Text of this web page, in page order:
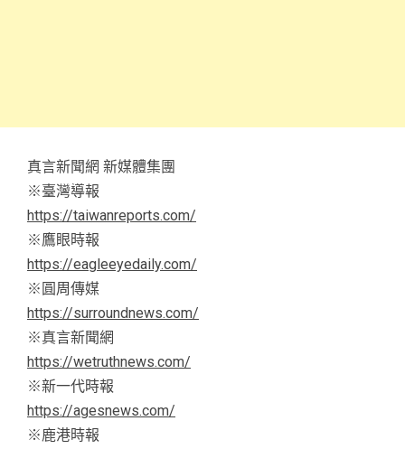
真言新聞網 新媒體集團
※臺灣導報
https://taiwanreports.com/
※鷹眼時報
https://eagleeyedaily.com/
※圓周傳媒
https://surroundnews.com/
※真言新聞網
https://wetruthnews.com/
※新一代時報
https://agesnews.com/
※鹿港時報